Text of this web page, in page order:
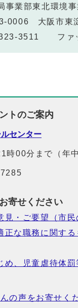
事業部東北環境
0006 大阪市東
3511 ファ
トのご案内
センター
時00分まで（年中
寄せください
見・ご要望（市民
正な職務に関する
め、児童虐待体罰
んの声をお寄せく